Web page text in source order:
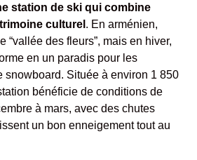
station de ski qui combine
culturel . En arménien,
“vallée des fleurs”, mais en hiver,
en un paradis pour les
snowboard. Située à environ 1 850
bénéficie de conditions de
à mars, avec des chutes
un bon enneigement tout au